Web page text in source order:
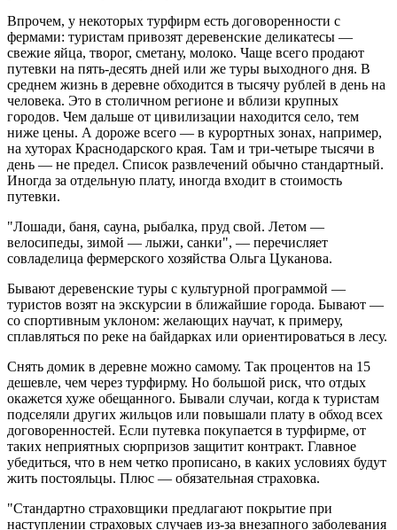
Впрочем, у некоторых турфирм есть договоренности с
фермами: туристам привозят деревенские деликатесы —
свежие яйца, творог, сметану, молоко. Чаще всего продают
путевки на пять-десять дней или же туры выходного дня. В
среднем жизнь в деревне обходится в тысячу рублей в день на
человека. Это в столичном регионе и вблизи крупных
городов. Чем дальше от цивилизации находится село, тем
ниже цены. А дороже всего — в курортных зонах, например,
на хуторах Краснодарского края. Там и три-четыре тысячи в
день — не предел. Список развлечений обычно стандартный.
Иногда за отдельную плату, иногда входит в стоимость
путевки.
"Лошади, баня, сауна, рыбалка, пруд свой. Летом —
велосипеды, зимой — лыжи, санки", — перечисляет
совладелица фермерского хозяйства Ольга Цуканова.
Бывают деревенские туры с культурной программой —
туристов возят на экскурсии в ближайшие города. Бывают —
со спортивным уклоном: желающих научат, к примеру,
сплавляться по реке на байдарках или ориентироваться в лесу.
Снять домик в деревне можно самому. Так процентов на 15
дешевле, чем через турфирму. Но большой риск, что отдых
окажется хуже обещанного. Бывали случаи, когда к туристам
подселяли других жильцов или повышали плату в обход всех
договоренностей. Если путевка покупается в турфирме, от
таких неприятных сюрпризов защитит контракт. Главное
убедиться, что в нем четко прописано, в каких условиях будут
жить постояльцы. Плюс — обязательная страховка.
"Стандартно страховщики предлагают покрытие при
наступлении страховых случаев из-за внезапного заболевания